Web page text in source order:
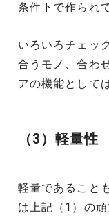
条件下で作られ
いろいろチェッ
合うモノ、合わ
アの機能として
（3）軽量性
軽量であること
は上記（1）の